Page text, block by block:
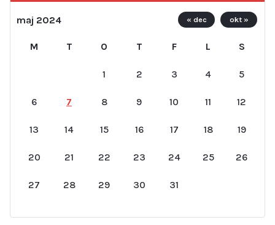
maj 2024
M T O T F L S
1 2 3 4 5
6 7 8 9 10 11 12
13 14 15 16 17 18 19
20 21 22 23 24 25 26
27 28 29 30 31
« dec okt »